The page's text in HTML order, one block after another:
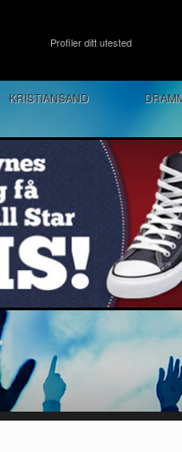
Profiler ditt utested
KRISTIANSAND